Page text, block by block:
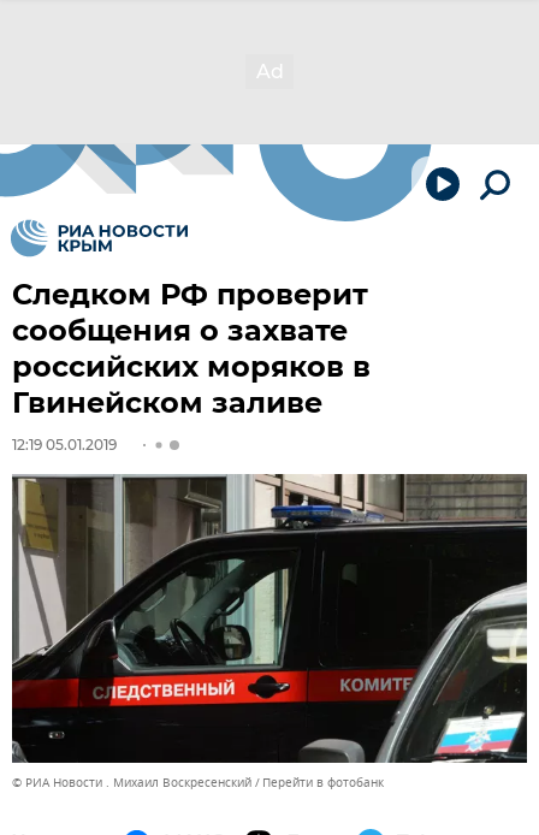
Следком РФ проверит
сообщения о захвате
российских моряков в
Гвинейском заливе
12:19 05.01.2019
© РИА Новости . Михаил Воскресенский Перейти в фотобанк